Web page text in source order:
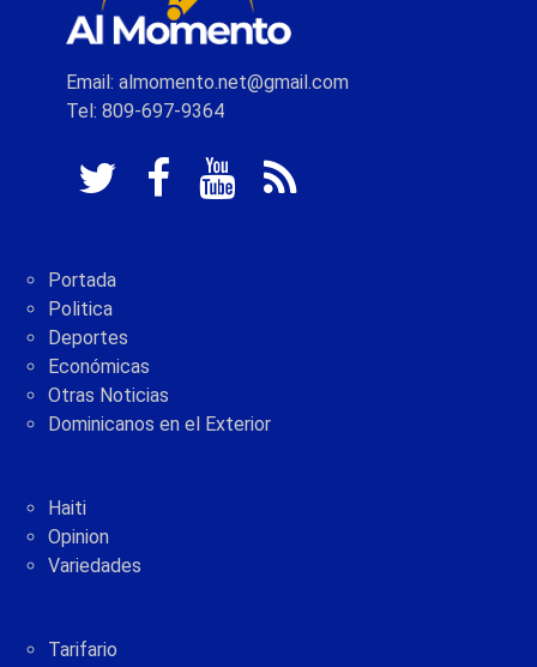
Email: almomento.net@gmail.com
Tel: 809-697-9364
Portada
Politica
Deportes
Económicas
Otras Noticias
Dominicanos en el Exterior
Haiti
Opinion
Variedades
Tarifario